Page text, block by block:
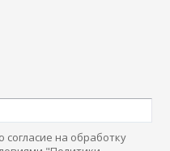
на обработку